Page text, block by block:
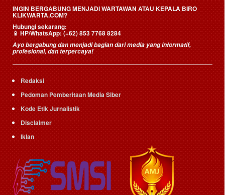
INGIN BERGABUNG MENJADI WARTAWAN ATAU KEPALA BIRO
KLIKWARTA.COM?
Hubungi sekarang:
📱HP/WhatsApp:(+62) 853 7768 8284
Ayo bergabung dan menjadi bagian dari media yang informatif,
profesional, dan terpercaya!
Redaksi
Pedoman Pemberitaan Media Siber
Kode Etik Jurnalistik
Disclaimer
Iklan